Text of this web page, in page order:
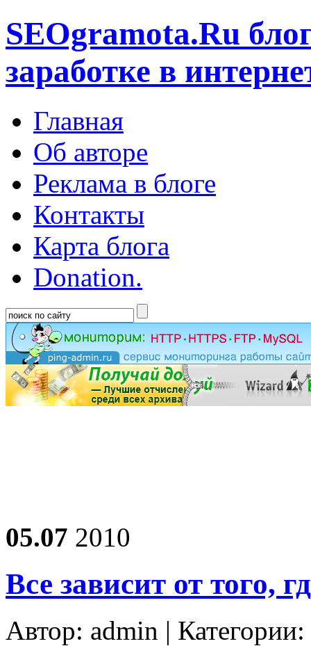
SEOgramota.Ru
заработке в
Главная
Об авторе
Реклама в блоге
Контакты
Карта блога
Donation.
05.07 2010
Все зависит от
Автор: admin | Категории: